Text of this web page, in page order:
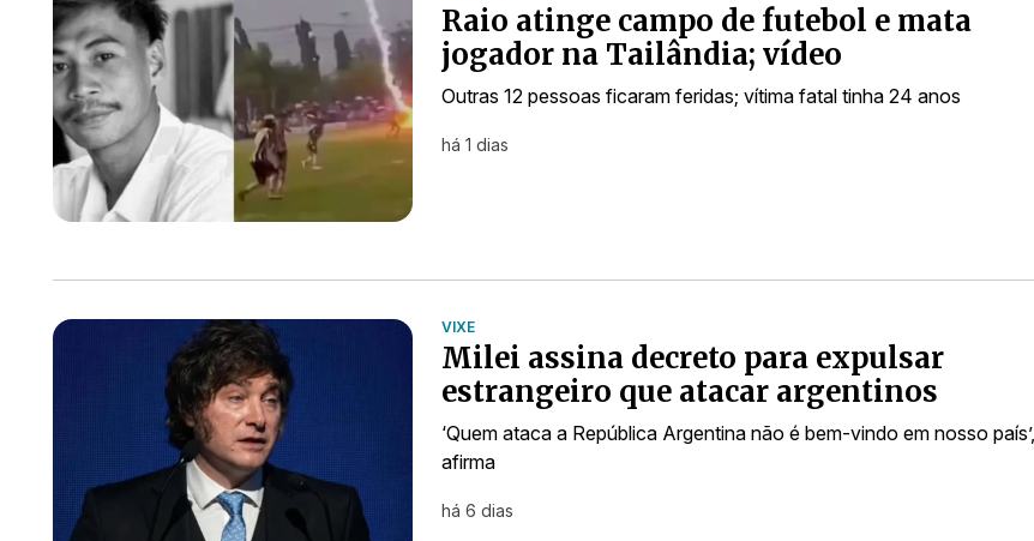
Raio atinge campo de futebol e mata
jogador na Tailândia; vídeo
Outras 12 pessoas ficaram feridas; vítima fatal tinha 24 anos
há 1 dias
VIXE
Milei assina decreto para expulsar
estrangeiro que atacar argentinos
‘Quem ataca a República Argentina não é bem-vindo em nosso país’,
afirma
há 6 dias